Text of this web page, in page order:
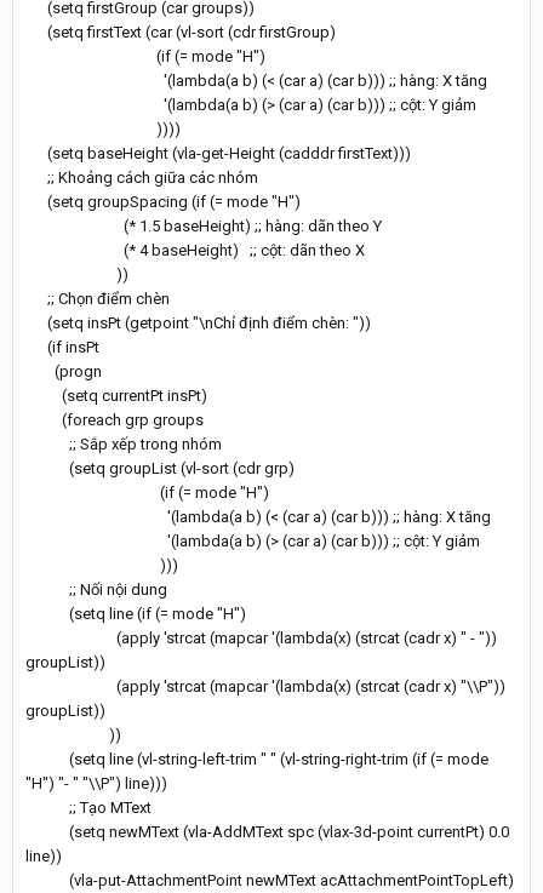
(setq firstGroup (car groups))
(setq firstText (car (vl-sort (cdr firstGroup)
(if (= mode "H")
'(lambda(a b) (< (car a) (car b))) ;; hàng: X tăng
'(lambda(a b) (> (car a) (car b))) ;; cột: Y giảm
))))
(setq baseHeight (vla-get-Height (cadddr firstText)))
;; Khoảng cách giữa các nhóm
(setq groupSpacing (if (= mode "H")
(* 1.5 baseHeight) ;; hàng: dãn theo Y
(* 4 baseHeight) ;; cột: dãn theo X
))
;; Chọn điểm chèn
(setq insPt (getpoint "\nChỉ định điểm chèn: "))
(if insPt
(progn
(setq currentPt insPt)
(foreach grp groups
;; Sắp xếp trong nhóm
(setq groupList (vl-sort (cdr grp)
(if (= mode "H")
'(lambda(a b) (< (car a) (car b))) ;; hàng: X tăng
'(lambda(a b) (> (car a) (car b))) ;; cột: Y giảm
)))
;; Nối nội dung
(setq line (if (= mode "H")
(apply 'strcat (mapcar '(lambda(x) (strcat (cadr x) " - "))
groupList))
(apply 'strcat (mapcar '(lambda(x) (strcat (cadr x) "\\P"))
groupList))
))
(setq line (vl-string-left-trim " " (vl-string-right-trim (if (= mode
"H") "- " "\\P") line)))
;; Tạo MText
(setq newMText (vla-AddMText spc (vlax-3d-point currentPt) 0.0
line))
(vla-put-AttachmentPoint newMText acAttachmentPointTopLeft)